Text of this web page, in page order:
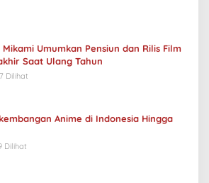
Mikami Umumkan Pensiun dan Rilis Film
Saat Ulang Tahun
Dilihat
Anime di Indonesia Hingga
Dilihat